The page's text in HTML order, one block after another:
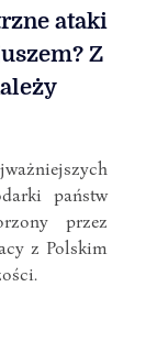
ataki
Z
państw
przez
z Polskim